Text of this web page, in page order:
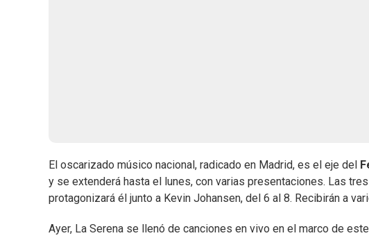
El oscarizado músico nacional, radicado en Madrid, es el eje del
y se extenderá hasta el lunes, con varias presentaciones. Las
protagonizará él junto a Kevin Johansen, del 6 al 8. Recibirán a
Ayer, La Serena se llenó de canciones en vivo en el marco de